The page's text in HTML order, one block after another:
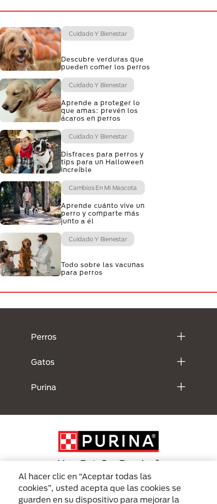
Cuidado Y Bienestar
Descubre verduras que
pueden comer los perros
Cuidado Y Bienestar
Aprende a proteger lo
que amas: prevén los
ácaros en perros
Cuidado Y Bienestar
Disfraces para perros y
tips para un Halloween
increíble
Cambios En Mi Mascota
Aprende cuánto vive un
perro y comparte más
junto a él
Cuidado Y Bienestar
Todo sobre las vacunas
para perros
Perros
Gatos
Purina
Menu Footer Secundario Purina
Al hacer clic en “Aceptar todas las
cookies”, usted acepta que las cookies se
guarden en su dispositivo para mejorar la